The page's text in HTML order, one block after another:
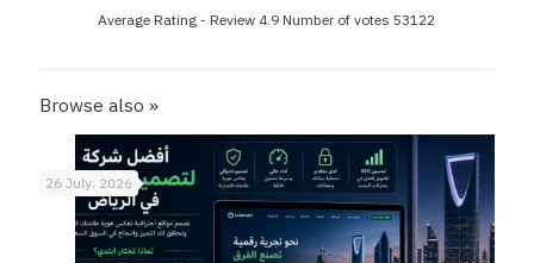
Average Rating - Review 4.9 Number of votes53122
Browse also »
26 July، 2026